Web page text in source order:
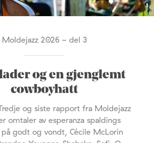
Moldejazz 2026 - del 3
og en gjenglemt
cowboyhatt
og siste rapport fra Moldejazz
omtaler av esperanza spaldings
på godt og vondt, Cécile McLorin